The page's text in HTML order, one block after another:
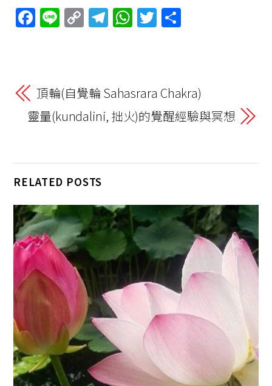
F
a
o
o
Li
n
C
o
Li
n
T
el
a
m
W
h
A
p
T
w
頂輪(自覺輪 Sahasrara Chakra)
靈量(kundalini, 拙火)的覺醒經驗與冥想
RELATED POSTS